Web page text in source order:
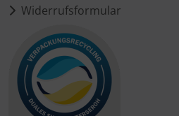
Widerrufsformular